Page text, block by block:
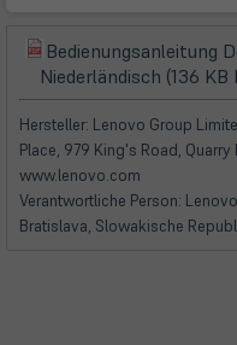
(öffnet
in
neuem
Tab)
Bedienungsanleitung
Niederländisch (136 KB
Hersteller: Lenovo Group
Place, 979 King's Road, Quarry
www.lenovo.com
Verantwortliche Person:
Bratislava, Slowakische